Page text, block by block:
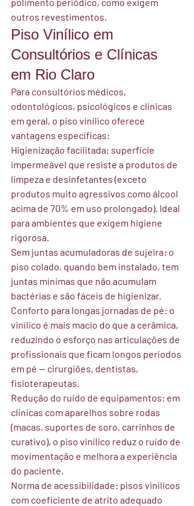
outros revestimentos.
Piso Vinílico em
Consultórios e Clínicas
em Rio Claro
Para consultórios médicos,
odontológicos, psicológicos e clínicas
em geral, o piso vinílico oferece
vantagens específicas:
Higienização facilitada: superfície
impermeável que resiste a produtos de
limpeza e desinfetantes (exceto
produtos muito agressivos como álcool
acima de 70% em uso prolongado). Ideal
para ambientes que exigem higiene
rigorosa.
Sem juntas acumuladoras de sujeira: o
piso colado, quando bem instalado, tem
juntas mínimas que não acumulam
bactérias e são fáceis de higienizar.
Conforto para longas jornadas de pé: o
vinílico é mais macio do que a cerâmica,
reduzindo o esforço nas articulações de
profissionais que ficam longos períodos
em pé — cirurgiões, dentistas,
fisioterapeutas.
Redução do ruído de equipamentos: em
clínicas com aparelhos sobre rodas
(macas, suportes de soro, carrinhos de
curativo), o piso vinílico reduz o ruído de
movimentação e melhora a experiência
do paciente.
Norma de acessibilidade: pisos vinílicos
com coeficiente de atrito adequado